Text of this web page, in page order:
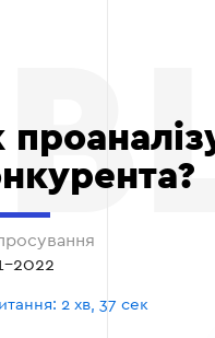
2022
2 хв, 37 сек